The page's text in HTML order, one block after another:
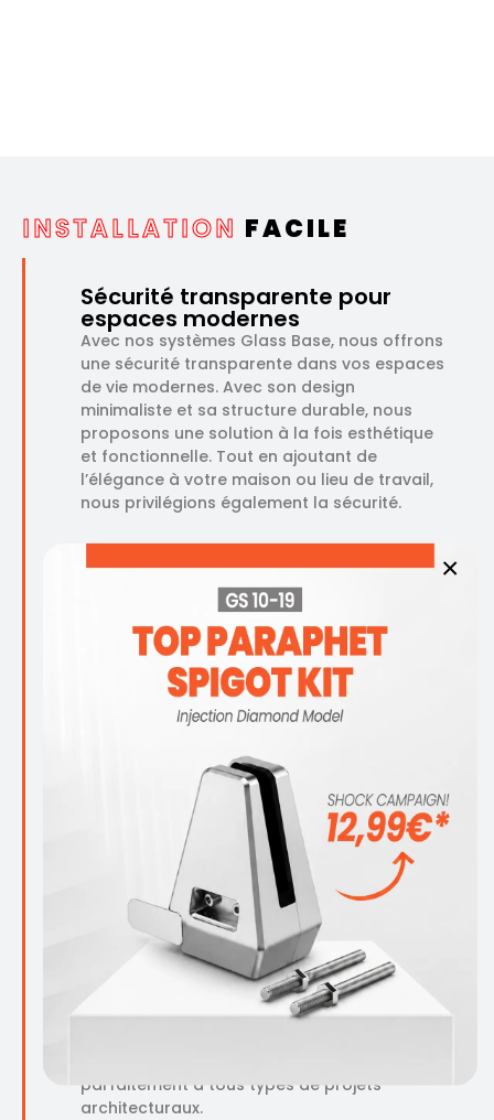
INSTALLATION FACILE
Sécurité transparente pour
espaces modernes
Avec nos systèmes Glass Base, nous offrons
une sécurité transparente dans vos espaces
de vie modernes. Avec son design
minimaliste et sa structure durable, nous
proposons une solution à la fois esthétique
et fonctionnelle. Tout en ajoutant de
l’élégance à votre maison ou lieu de travail,
nous privilégions également la sécurité.
Haute durabilité et design
Nos systèmes Glass Base attirent l’attention
par leur haute durabilité et leur design
élégant. Nos profilés, résistants à
différentes charges de vent, offrent une
utilisation durable et ajoutent de la valeur à
votre espace grâce à leur design moderne.
Nous apportons une différence à vos
projets avec ce système qui allie sécurité et
Une combinaison de sécurité et
d'esthétique
Avec nos systèmes Glass Base, nous offrons
une apparence esthétique sans
compromettre la sécurité. Grâce à notre
technologie innovante de serrage, nous
parfaitement à tous types de projets
architecturaux.
×